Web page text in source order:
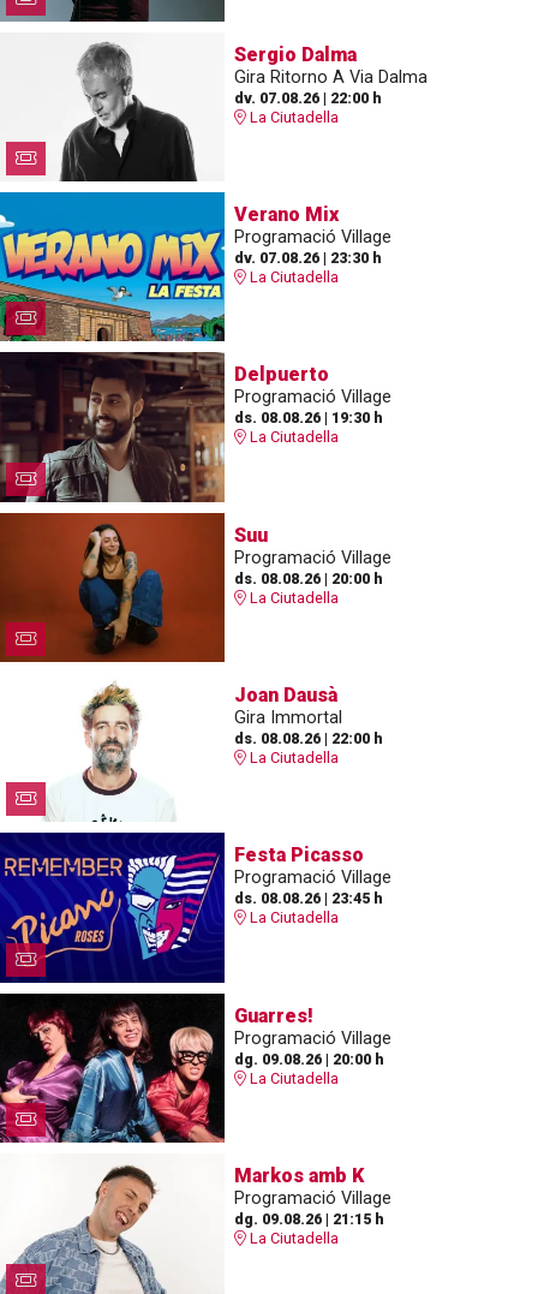
Sergio Dalma
Gira Ritorno A Via Dalma
dv. 07.08.26| 22:00 h
La Ciutadella
Verano Mix
Programació Village
dv. 07.08.26| 23:30 h
La Ciutadella
Delpuerto
Programació Village
ds. 08.08.26| 19:30 h
La Ciutadella
Suu
Programació Village
ds. 08.08.26| 20:00 h
La Ciutadella
Joan Dausà
Gira Immortal
ds. 08.08.26| 22:00 h
La Ciutadella
Festa Picasso
Programació Village
ds. 08.08.26| 23:45 h
La Ciutadella
Guarres!
Programació Village
dg. 09.08.26| 20:00 h
La Ciutadella
Markos amb K
Programació Village
dg. 09.08.26| 21:15 h
La Ciutadella